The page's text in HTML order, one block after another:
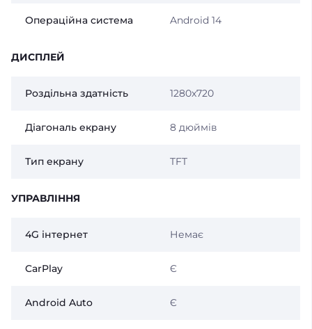
Операційна система Android 14
ДИСПЛЕЙ
Роздільна здатність 1280x720
Діагональ екрану 8 дюймів
Тип екрану TFT
УПРАВЛІННЯ
4G інтернет Немає
CarPlay Є
Android Auto Є